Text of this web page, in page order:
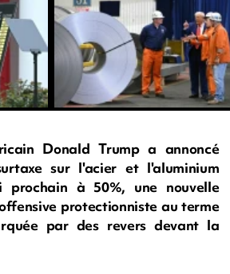
Donald Trump a annoncé
sur l'acier et l'aluminium
prochain à 50%, une nouvelle
protectionniste au terme
par des revers devant la